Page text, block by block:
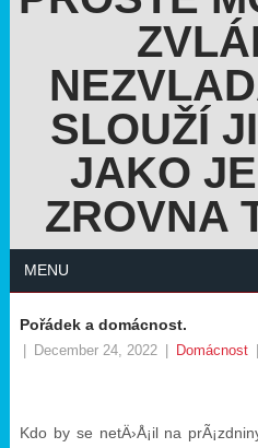
SLOUŽÍ
JAKO
ZROVNA
MENU
Pořádek a domácnost.
December 24, 2022 Domácnost
Kdo by se netÄ›Å¡il na